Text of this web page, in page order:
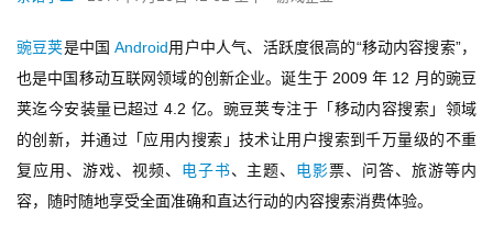
戏
业
界
手
机
豌豆荚是中国 Android用户中人气、活跃度很高的“移动内容搜索”，
也是中国移动互联网领域的创新企业。诞生于 2009 年 12 月的豌豆
荚迄今安装量已超过 4.2 亿。豌豆荚专注于「移动内容搜索」领域
的创新，并通过「应用内搜索」技术让用户搜索到千万量级的不重
复应用、游戏、视频、 电子书、主题、 电影票、问答、旅游等内
容，随时随地享受全面准确和直达行动的内容搜索消费体验。